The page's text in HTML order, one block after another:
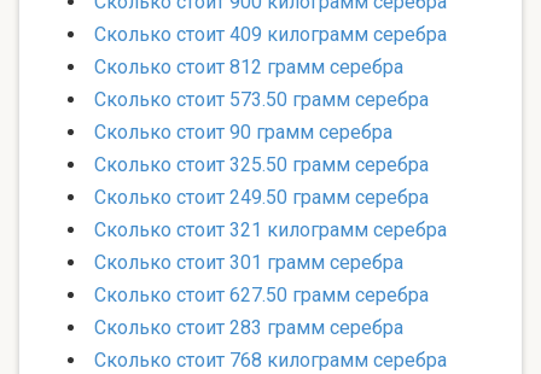
Сколько стоит 409 килограмм серебра
Сколько стоит 812 грамм серебра
Сколько стоит 573.50 грамм серебра
Сколько стоит 90 грамм серебра
Сколько стоит 325.50 грамм серебра
Сколько стоит 249.50 грамм серебра
Сколько стоит 321 килограмм серебра
Сколько стоит 301 грамм серебра
Сколько стоит 627.50 грамм серебра
Сколько стоит 283 грамм серебра
Сколько стоит 768 килограмм серебра